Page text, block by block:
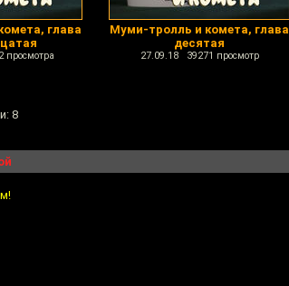
глава
просмотра
Муми-тролль и комета, глава
десятая
27.09.18 39271 просмотр
8